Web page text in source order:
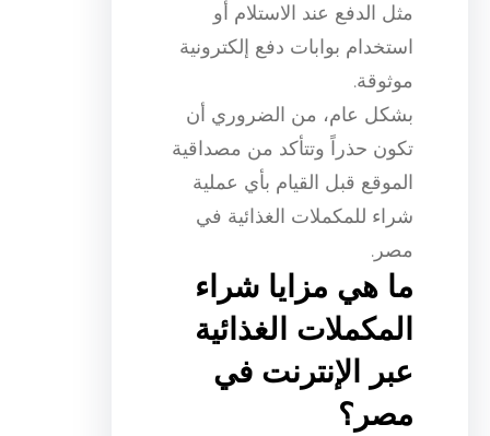
مثل الدفع عند الاستلام أو
استخدام بوابات دفع إلكترونية
موثوقة.
بشكل عام، من الضروري أن
تكون حذراً وتتأكد من مصداقية
الموقع قبل القيام بأي عملية
شراء للمكملات الغذائية في
مصر.
ما هي مزايا شراء
المكملات الغذائية
عبر الإنترنت في
مصر؟